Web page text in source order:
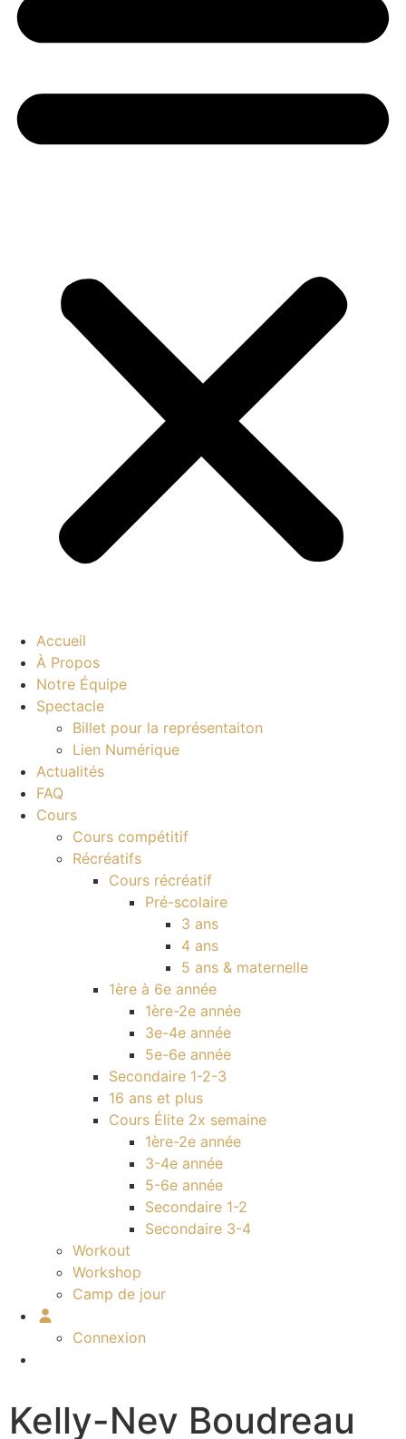
Accueil
À Propos
Notre Équipe
Spectacle
Billet pour la représentaiton
Lien Numérique
Actualités
FAQ
Cours
Cours compétitif
Récréatifs
Cours récréatif
Pré-scolaire
3 ans
4 ans
5 ans & maternelle
1ère à 6e année
1ère-2e année
3e-4e année
5e-6e année
Secondaire 1-2-3
16 ans et plus
Cours Élite 2x semaine
1ère-2e année
3-4e année
5-6e année
Secondaire 1-2
Secondaire 3-4
Workout
Workshop
Camp de jour
Connexion
Kelly-Nev Boudreau